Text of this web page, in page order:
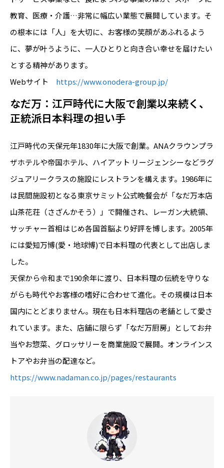
教育、医療・介護…非常に幅広い業態で展開しています。そ
の根本には「人」を大切に、お客様の笑顔があふれるよう
に、夢が叶うように、一人ひとりと向き合い幸せを届けたい
とする精神があります。
Webサイト https://www.onodera-group.jp/
なだ万：江戸時代に大阪で創業以来続く、
正統派日本料理の担い手
江戸時代の天保元年1830年に大阪で創業。ANAクラウンプラ
ザホテルや帝国ホテル、ハイアット リージェンシーなどラグ
ジュアリークラスの施設にレストランを構えます。1986年に
は民間施設初となる東京サミット公式晩餐会が「なだ万本店
山茶花荘（さざんかそう）」で開催され、レーガン大統領、
サッチャー首相はじめ各国首脳より好評を博します。2005年
には愛知万博(愛・地球博)で日本料理の代表として出店しま
した。
天保から令和まで190余年に渡り、日本料理の伝統を守りな
がらも時代やお客様の嗜好に合わせて進化。その規模は日本
国内にとどまりません。現在も日本料理店の老舗として愛さ
れています。また、店舗に限らず「なだ万厨房」としてお弁
当やお惣菜、グロッサリーを商業施設で展開。オンラインス
トアやお弁当の配達など。
https://www.nadaman.co.jp/pages/restaurants